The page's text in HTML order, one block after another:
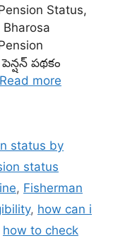
Status,
పథకం
Read more
status by
status
, Fisherman
, how can i
how to check